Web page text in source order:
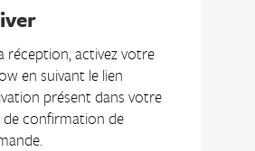
réception, activez votre
en suivant le lien
présent dans votre
de confirmation de